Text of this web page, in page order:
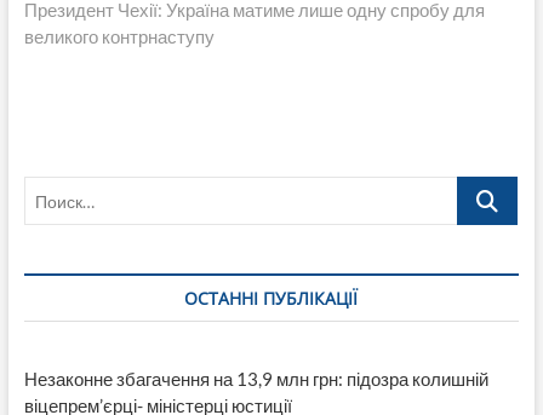
запись:
Президент Чехії: Україна матиме лише одну спробу для
великого контрнаступу
Поиск…
ОСТАННІ ПУБЛІКАЦІЇ
Незаконне збагачення на 13,9 млн грн: підозра колишній
віцепрем’єрці- міністерці юстиції